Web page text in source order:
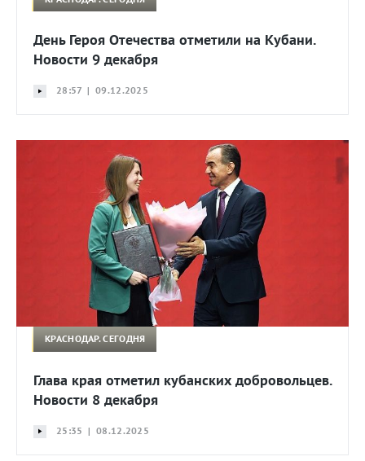
День Героя Отечества отметили на Кубани.
Новости 9 декабря
28:57 | 09.12.2025
КРАСНОДАР. СЕГОДНЯ
Глава края отметил кубанских добровольцев.
Новости 8 декабря
25:35 | 08.12.2025